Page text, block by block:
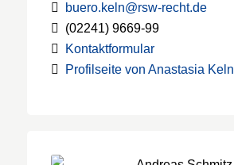
buero.keln@rsw-recht.de
(02241) 9669-99
Kontaktformular
Profilseite von Anastasia Keln